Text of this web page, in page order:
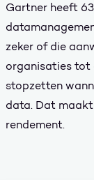
Gartner heeft
zeker of die
organisaties tot
stopzetten
data. Dat
rendement.